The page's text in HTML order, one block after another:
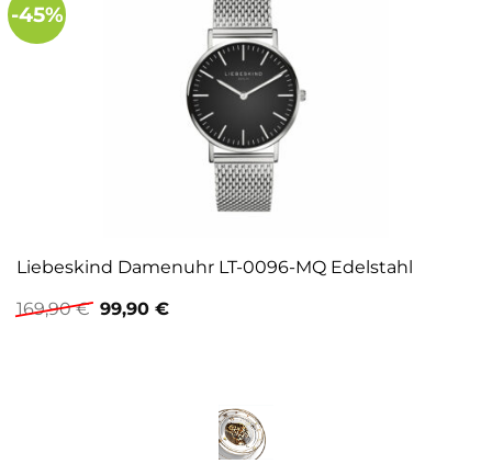
-45%
Liebeskind Damenuhr LT-0096-MQ Edelstahl
169,90€ Ursprünglicher
Preis
99,90 €Aktueller